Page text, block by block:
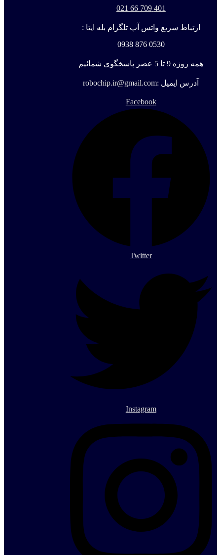
401 709 66 021
ارتباط سریع واتس آپ تلگرام بله ایتا :
0530 876 0938
همه روزه 9 تا 5 عصر پاسخگوی شمائیم
آدرس ایمیل :robochip.ir@gmail.com
Facebook
Twitter
Instagram